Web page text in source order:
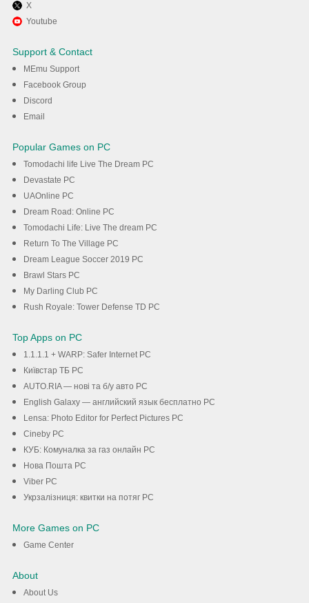
Enjoy playing Attack Hole -
Black Hole Games on PC with
X
Youtube
Support & Contact
MEmu Support
Facebook Group
Discord
Email
Popular Games on PC
Tomodachi life Live The Dream PC
Devastate PC
UAOnline PC
Dream Road: Online PC
Tomodachi Life: Live The dream PC
Return To The Village PC
Dream League Soccer 2019 PC
Brawl Stars PC
My Darling Club PC
Rush Royale: Tower Defense TD PC
Top Apps on PC
1.1.1.1 + WARP: Safer Internet PC
Київстар TБ PC
AUTO.RIA — нові та б/у авто PC
English Galaxy — английский язык бесплатно PC
Lensa: Photo Editor for Perfect Pictures PC
Cineby PC
КУБ: Комуналка за газ онлайн PC
Нова Пошта PC
Viber PC
Укрзалізниця: квитки на потяг PC
More Games on PC
Game Center
About
About Us